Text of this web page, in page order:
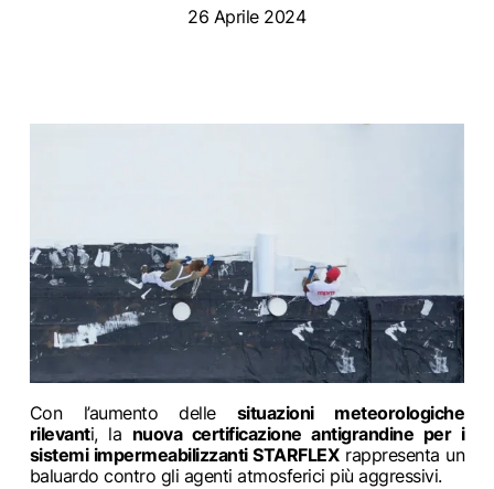
26 Aprile 2024
Con l’aumento delle situazioni meteorologiche
rilevanti, la nuova certificazione antigrandine per i
sistemi impermeabilizzanti STARFLEXrappresenta un
baluardo contro gli agenti atmosferici più aggressivi.